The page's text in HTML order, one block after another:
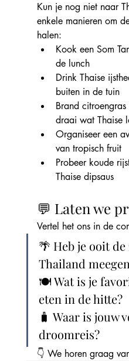
Kun je nog niet naar
enkele manieren om
halen:
Kook een Som
de lunch
Drink Thaise
buiten in de tuin
Brand
draai wat Thaise
Organiseer een
van tropisch fruit
Probeer koude
Thaise dipsaus
💬 Laten we
Vertel het ons in de
🌴 Heb je ooit
Thailand
🍽️ Wat is je
eten in de hitte?
🧳 Waar is jouw
droomreis?
👇 We horen graag